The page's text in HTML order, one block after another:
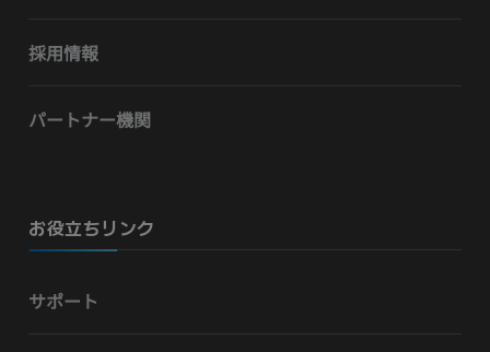
採用情報
パートナー機関
お役立ちリンク
サポート